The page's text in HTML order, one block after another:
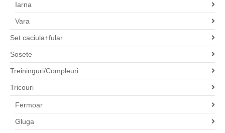
Iarna
Vara
Set caciula+fular
Sosete
Treininguri/Compleuri
Tricouri
Fermoar
Gluga